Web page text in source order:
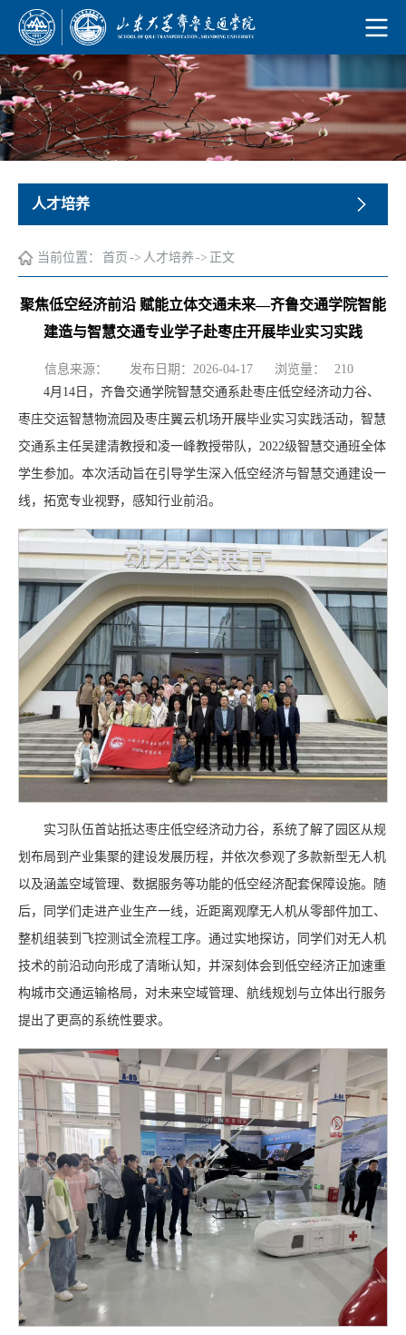
人才培养
当前位置： 首页 -> 人才培养 -> 正文
聚焦低空经济前沿 赋能立体交通未来—齐鲁交通学院智能
建造与智慧交通专业学子赴枣庄开展毕业实习实践
信息来源： 发布日期：2026-04-17 浏览量：
210
4月14日，齐鲁交通学院智慧交通系赴枣庄低空经济动力谷、
枣庄交运智慧物流园及枣庄翼云机场开展毕业实习实践活动，智慧
交通系主任吴建清教授和凌一峰教授带队，2022级智慧交通班全体
学生参加。本次活动旨在引导学生深入低空经济与智慧交通建设一
线，拓宽专业视野，感知行业前沿。
实习队伍首站抵达枣庄低空经济动力谷，系统了解了园区从规
划布局到产业集聚的建设发展历程，并依次参观了多款新型无人机
以及涵盖空域管理、数据服务等功能的低空经济配套保障设施。随
后，同学们走进产业生产一线，近距离观摩无人机从零部件加工、
整机组装到飞控测试全流程工序。通过实地探访，同学们对无人机
技术的前沿动向形成了清晰认知，并深刻体会到低空经济正加速重
构城市交通运输格局，对未来空域管理、航线规划与立体出行服务
提出了更高的系统性要求。